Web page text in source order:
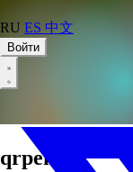
RU ES 中文
Войти
qrpenc